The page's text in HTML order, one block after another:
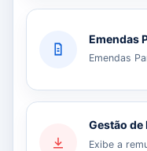
Emendas
Emendas
Gestão de
Exibe a